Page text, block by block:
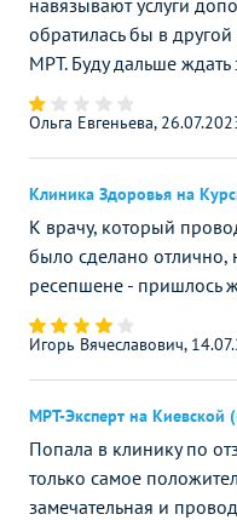
обратилась бы в
МРТ. Буду дальше
Ольга Евгеньева,
Клиника Здоровья на
К врачу, который
было сделано
ресепшене - пришлось
Игорь Вячеславович,
МРТ-Эксперт на Киевской
Попала в клинику по
только самое
замечательная и